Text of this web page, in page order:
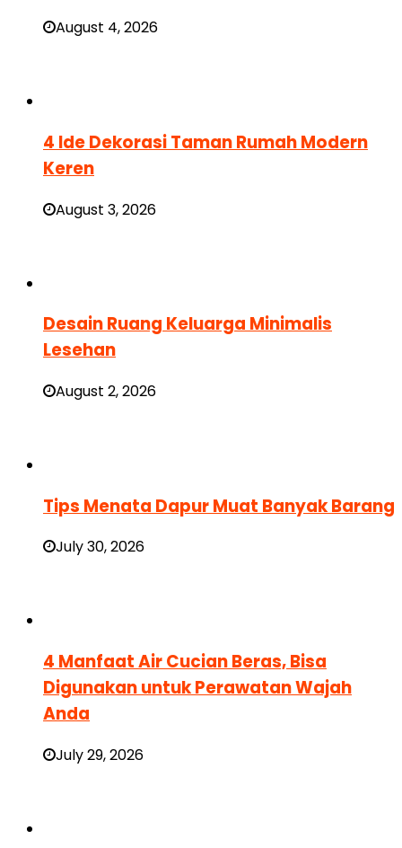
August 4, 2026
4 Ide Dekorasi Taman Rumah Modern
Keren
August 3, 2026
Desain Ruang Keluarga Minimalis
Lesehan
August 2, 2026
Tips Menata Dapur Muat Banyak Barang
July 30, 2026
4 Manfaat Air Cucian Beras, Bisa
Digunakan untuk Perawatan Wajah
Anda
July 29, 2026